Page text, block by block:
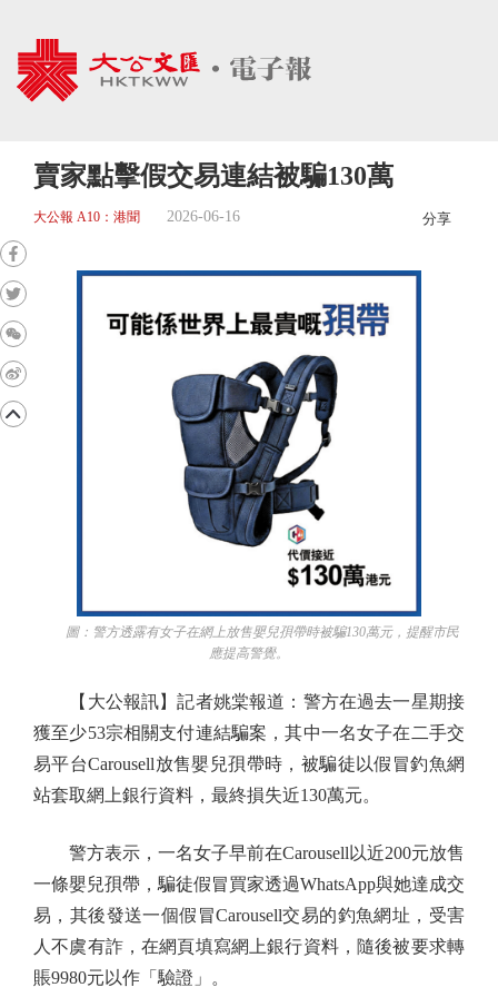
賣家點擊假交易連結被騙130萬
大公報 A10：港聞 2026-06-16 分享
圖：警方透露有女子在網上放售嬰兒孭帶時被騙130萬元，提醒市民
應提高警覺。
【大公報訊】記者姚棠報道：警方在過去一星期接
獲至少53宗相關支付連結騙案，其中一名女子在二手交
易平台Carousell放售嬰兒孭帶時，被騙徒以假冒釣魚網
站套取網上銀行資料，最終損失近130萬元。
警方表示，一名女子早前在Carousell以近200元放售
一條嬰兒孭帶，騙徒假冒買家透過WhatsApp與她達成交
易，其後發送一個假冒Carousell交易的釣魚網址，受害
人不虞有詐，在網頁填寫網上銀行資料，隨後被要求轉
賬9980元以作「驗證」。